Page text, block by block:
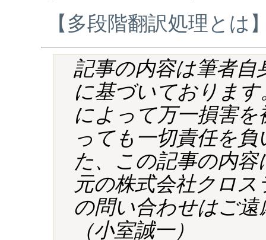
【多段階翻訳処理とは
記事の内容は筆者自
に基づいておりま
によって万一損害
っても一切責任を
た、この記事の内容
元の株式会社クロ
の問い合わせはご
（小室誠一）